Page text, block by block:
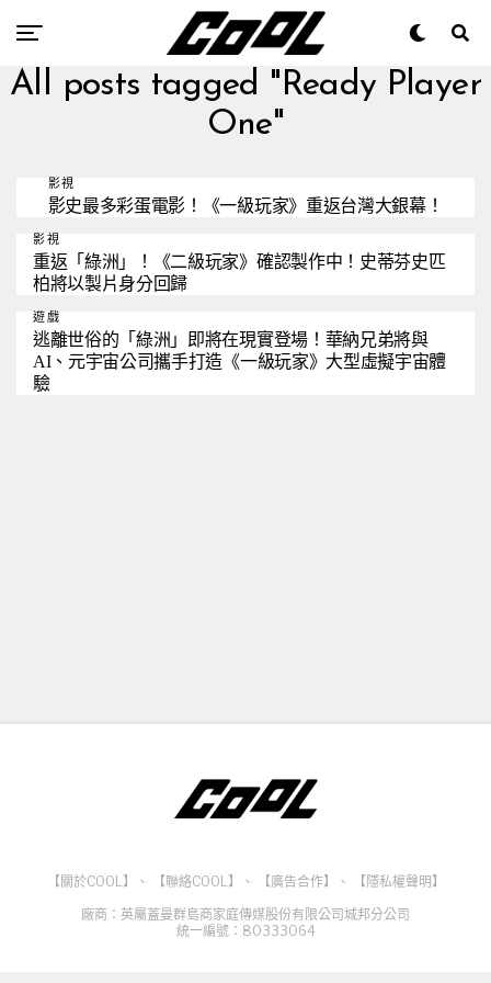
All posts tagged "Ready Player
One"
影視
影史最多彩蛋電影！《一級玩家》重返台灣大銀幕！
影視
重返「綠洲」！《二級玩家》確認製作中！史蒂芬史匹
柏將以製片身分回歸
遊戲
逃離世俗的「綠洲」即將在現實登場！華納兄弟將與
AI、元宇宙公司攜手打造《一級玩家》大型虛擬宇宙體
驗
【關於COOL】 、 【聯絡COOL】 、 【廣告合作】 、
【隱私權聲明】
廠商：英屬蓋曼群島商家庭傳媒股份有限公司城邦分公司
統一編號：80333064